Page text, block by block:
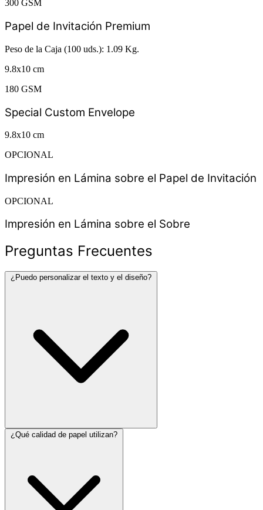
300 GSM
Papel de Invitación Premium
Peso de la Caja (100 uds.): 1.09 Kg.
9.8x10 cm
180 GSM
Special Custom Envelope
9.8x10 cm
OPCIONAL
Impresión en Lámina sobre el Papel de Invitación
OPCIONAL
Impresión en Lámina sobre el Sobre
Preguntas Frecuentes
¿Puedo personalizar el texto y el diseño?
¿Qué calidad de papel utilizan?